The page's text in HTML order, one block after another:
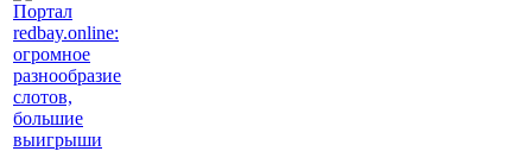
Портал
redbay.online:
огромное
разнообразие
слотов,
большие
выигрыши